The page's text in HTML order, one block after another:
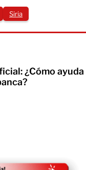
Siria
¿Cómo ayuda